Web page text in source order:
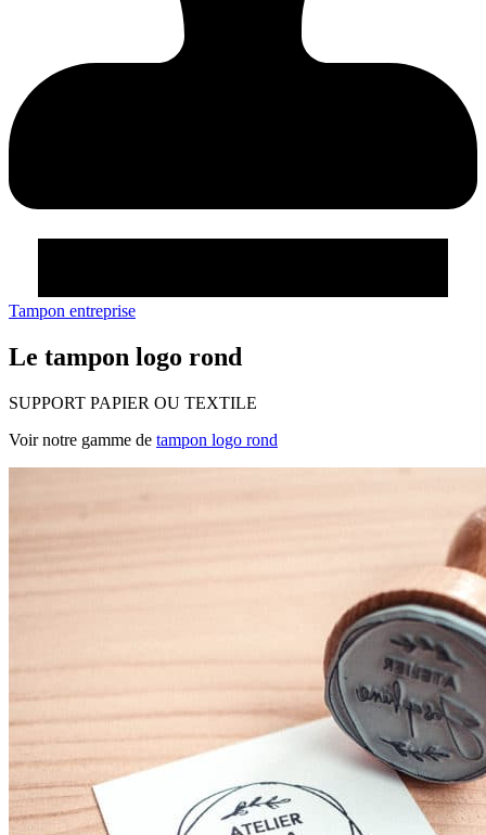
Tampon entreprise
Le tampon logo rond
SUPPORT PAPIER OU TEXTILE
Voir notre gamme de tampon logo rond